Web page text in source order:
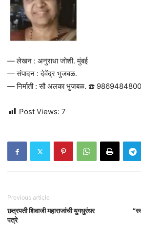
— लेखन : अनुराधा जोशी. मुंबई
— संपादन : देवेंद्र भुजबळ.
— निर्माती : सौ अलका भुजबळ. ☎️ 9869484800
Post Views: 7
Previous article
छत्रपती शिवाजी महाराजांची युगधुरंधर
पत्रे